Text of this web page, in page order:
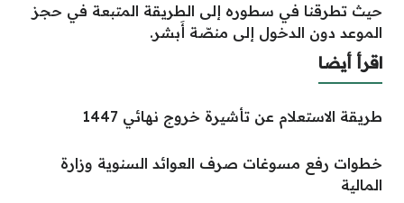
حيث تطرقنا في سطوره إلى الطريقة المتبعة في حجز
الموعد دون الدخول إلى منصّة أَبشر.
اقرأ أيضا
طريقة الاستعلام عن تأشيرة خروج نهائي 1447
خطوات رفع مسوغات صرف العوائد السنوية وزارة
المالية